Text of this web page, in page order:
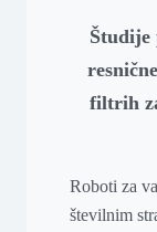
filtrih
Roboti za
številnim